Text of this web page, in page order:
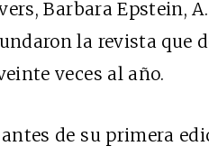
Barbara Epstein,
la revista que
veces al año.
de su primera